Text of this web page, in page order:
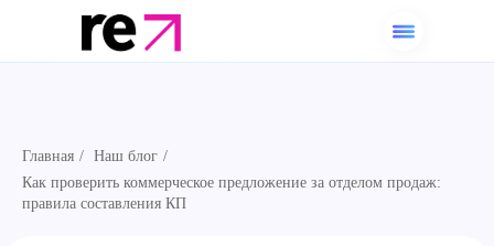
Главная / Наш блог /
Как проверить коммерческое предложение за отделом продаж:
правила составления КП